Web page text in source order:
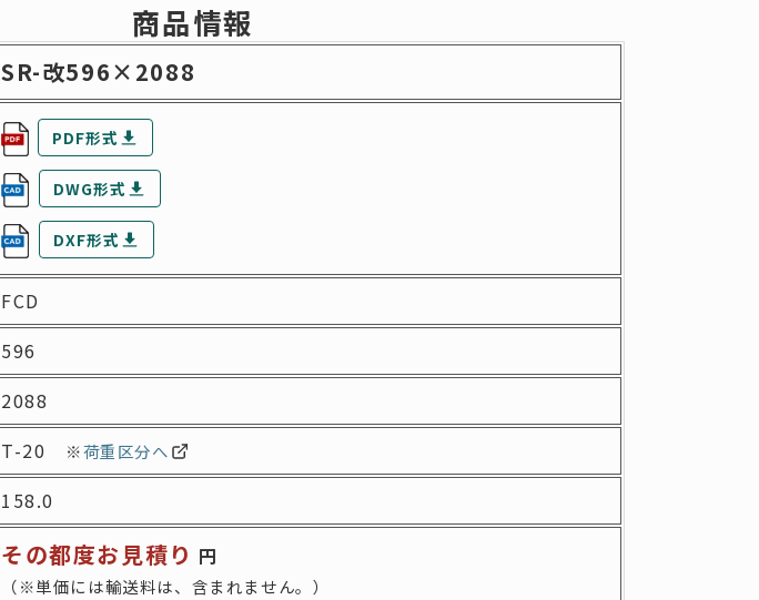
商品情報
SR-改596×2088
PDF形式
DWG形式
DXF形式
FCD
596
2088
T-20 ※荷重区分へ
158.0
その都度お見積り 円
（※単価には輸送料は、含まれません。）